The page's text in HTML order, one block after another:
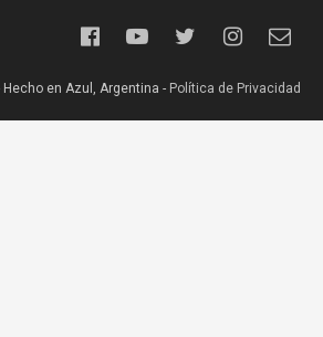
en Azul, Argentina - Política de Privacidad